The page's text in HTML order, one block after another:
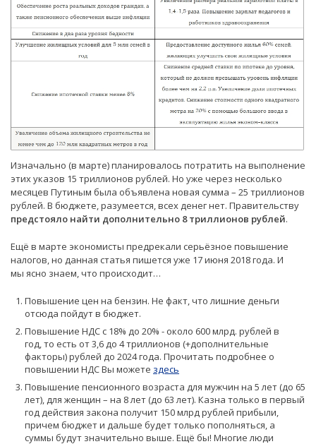
Изначально (в марте) планировалось потратить на выполнение
этих указов 15 триллионов рублей. Но уже через несколько
месяцев Путиным была объявлена новая сумма – 25 триллионов
рублей. В бюджете, разумеется, всех денег нет. Правительству
предстояло найти дополнительно 8 триллионов рублей.
Ещё в марте экономисты предрекали серьёзное повышение
налогов, но данная статья пишется уже 17 июня 2018 года. И
мы ясно знаем, что происходит…
Повышение цен на бензин. Не факт, что лишние деньги
отсюда пойдут в бюджет.
Повышение НДС с 18% до 20% - около 600 млрд. рублей в
год, то есть от 3,6 до 4 триллионов (+дополнительные
факторы) рублей до 2024 года. Прочитать подробнее о
повышении НДС Вы можете здесь
Повышение пенсионного возраста для мужчин на 5 лет (до 65
лет), для женщин – на 8 лет (до 63 лет). Казна только в первый
год действия закона получит 150 млрд рублей прибыли,
причем бюджет и дальше будет только пополняться, а
суммы будут значительно выше. Ещё бы! Многие люди